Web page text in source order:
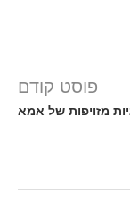
פוסט קודם
מזויפות של אמא